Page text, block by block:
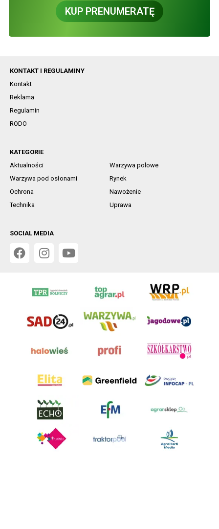
KUP PRENUMERATĘ
KONTAKT I REGULAMINY
Kontakt
Reklama
Regulamin
RODO
KATEGORIE
Aktualności
Warzywa polowe
Warzywa pod osłonami
Rynek
Ochrona
Nawożenie
Technika
Uprawa
SOCIAL MEDIA